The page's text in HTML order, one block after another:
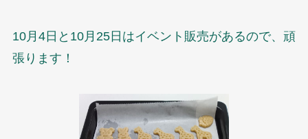
10月4日と10月25日はイベント販売があるので、頑
張ります！